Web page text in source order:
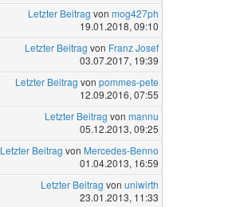
Letzter Beitrag von mog427ph
19.01.2018, 09:10
Letzter Beitrag von Franz Josef
03.07.2017, 19:39
Letzter Beitrag von pommes-pete
12.09.2016, 07:55
Letzter Beitrag von mannu
05.12.2013, 09:25
Letzter Beitrag von Mercedes-Benno
01.04.2013, 16:59
Letzter Beitrag von uniwirth
23.01.2013, 11:33